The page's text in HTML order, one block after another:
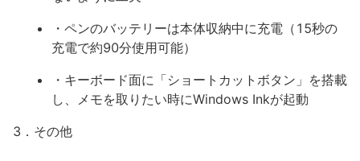
・ペンのバッテリーは本体収納中に充電（15秒の
充電で約90分使用可能）
・キーボード面に「ショートカットボタン」を搭載
し、メモを取りたい時にWindows Inkが起動
3．その他